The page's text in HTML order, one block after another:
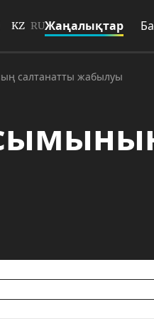
KZ RUЖаңалықтар
салтанатты жабылуы